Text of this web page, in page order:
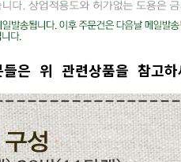
은 위 관련상품을 참고하